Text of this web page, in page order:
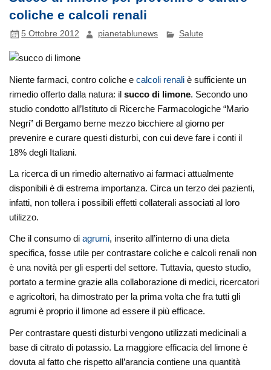
coliche e calcoli renali
5 Ottobre 2012 pianetablunews Salute
Niente farmaci, contro coliche ecalcoli renali è sufficiente un
rimedio offerto dalla natura: ilsucco di limone. Secondo uno
studio condotto all’Istituto di Ricerche Farmacologiche “Mario
Negri” di Bergamo berne mezzo bicchiere al giorno per
prevenire e curare questi disturbi, con cui deve fare i conti il
18% degli Italiani.
La ricerca di un rimedio alternativo ai farmaci attualmente
disponibili è di estrema importanza. Circa un terzo dei pazienti,
infatti, non tollera i possibili effetti collaterali associati al loro
utilizzo.
Che il consumo diagrumi, inserito all’interno di una dieta
specifica, fosse utile per contrastare coliche e calcoli renali non
è una novità per gli esperti del settore. Tuttavia, questo studio,
portato a termine grazie alla collaborazione di medici, ricercatori
e agricoltori, ha dimostrato per la prima volta che fra tutti gli
agrumi è proprio il limone ad essere il più efficace.
Per contrastare questi disturbi vengono utilizzati medicinali a
base di citrato di potassio. La maggiore efficacia del limone è
dovuta al fatto che rispetto all’arancia contiene una quantità